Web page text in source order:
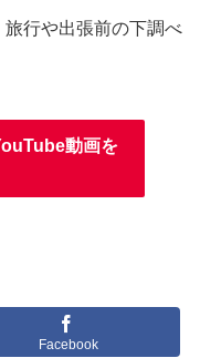
行や出張前の下調べ
動画を
Facebook